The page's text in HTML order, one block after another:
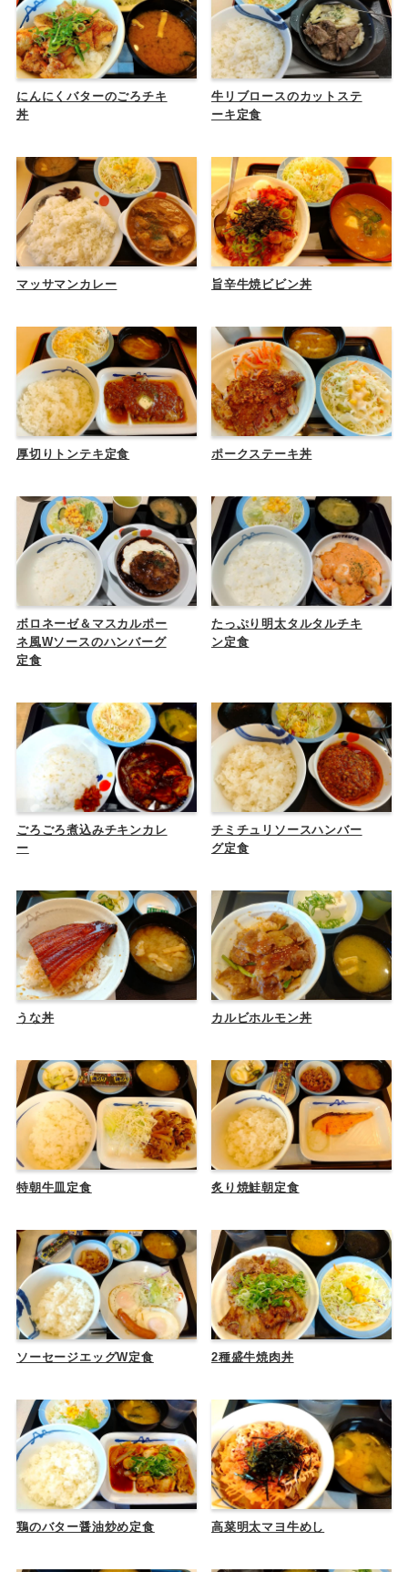
にんにくバターのごろチキ
丼
牛リブロースのカットステ
ーキ定食
マッサマンカレー 旨辛牛焼ビビン丼
厚切りトンテキ定食 ポークステーキ丼
ボロネーゼ＆マスカルポー
ネ風Wソースのハンバーグ
定食
たっぷり明太タルタルチキ
ン定食
ごろごろ煮込みチキンカレ
ー
チミチュリソースハンバー
グ定食
うな丼 カルビホルモン丼
特朝牛皿定食 炙り焼鮭朝定食
ソーセージエッグW定食 2種盛牛焼肉丼
鶏のバター醤油炒め定食 高菜明太マヨ牛めし